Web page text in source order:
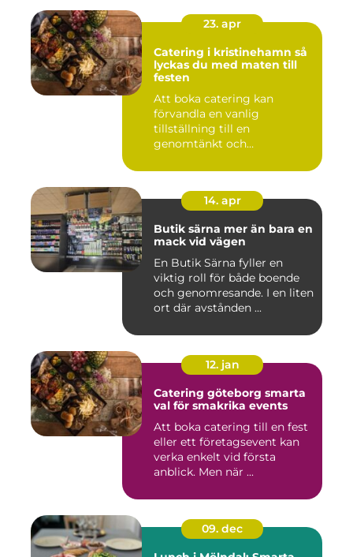
23. apr
Catering i kristinehamn så
lyckas du med maten till
festen
Att boka catering kan
förvandla en vanlig
tillställning till en
genomtänkt och
14. apr
Butik särna mer än bara en
mack vid vägen
En Butik Särna fyller en
viktig roll för både boende
och genomresande. I en liten
ort där avstånden ...
12. jan
Catering göteborg smarta
val för smakrika events
Att boka catering till en fest
eller ett företagsevent kan
verka enkelt vid första
anblick. Men när ...
09. dec